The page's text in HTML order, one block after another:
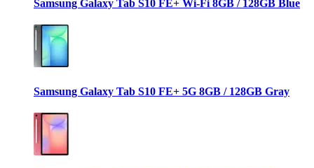
Samsung Galaxy Tab S10 FE+ Wi-Fi 8GB / 128GB Blue
Samsung Galaxy Tab S10 FE+ 5G 8GB / 128GB Gray